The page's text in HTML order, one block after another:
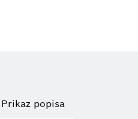
Prikaz popisa